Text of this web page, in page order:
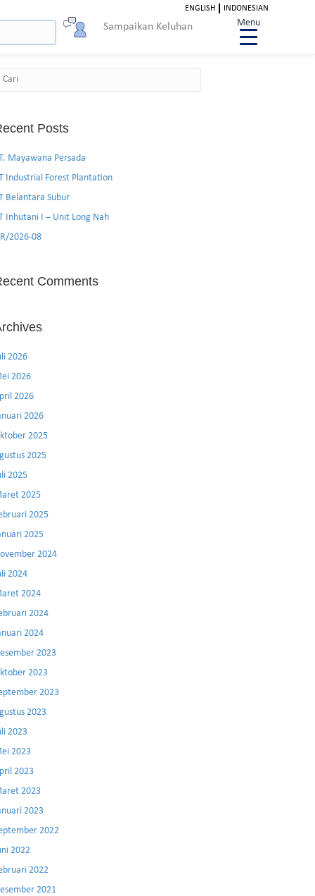
Sampaikan Keluhan
ENGLISH INDONESIAN
Posts
Mayawana Persada
Industrial Forest Plantation
Belantara Subur
Inhutani I – Unit Long Nah
2026-08
Comments
2026
2026
2026
2026
2025
2025
2025
2025
2025
2025
2024
2024
2024
2024
2024
2023
2023
2023
2023
2023
2023
2023
2023
2023
2022
2022
2022
2021
Menu